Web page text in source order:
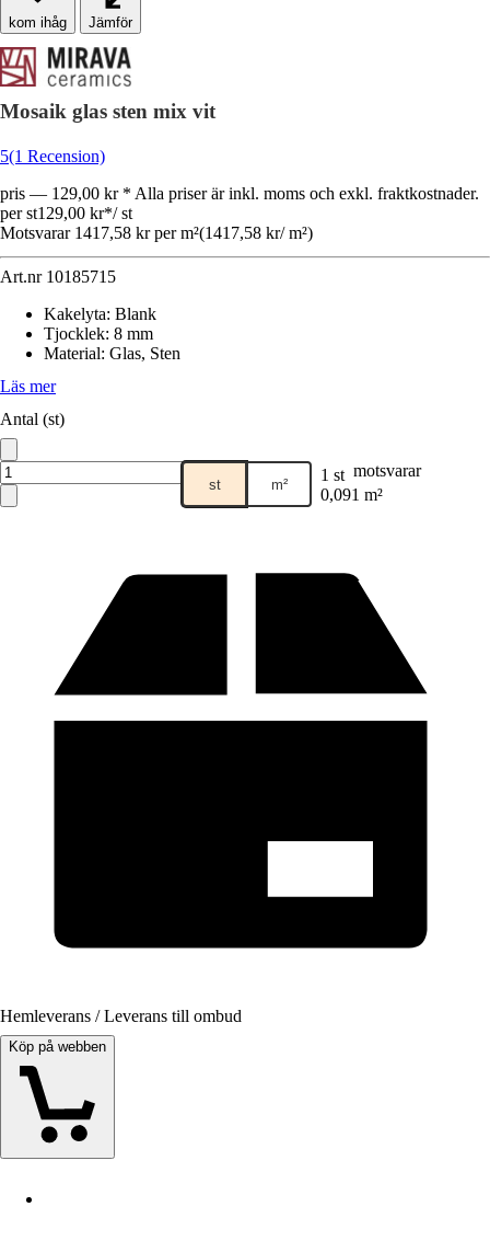
Jämför
Mosaik glas sten mix vit
5(1 Recension)
pris — 129,00 kr * Alla priser är inkl. moms och exkl. fraktkostnader.
per st129,00 kr*/ st
Motsvarar 1417,58 kr per m²(1417,58 kr/ m²)
Art.nr 10185715
Kakelyta: Blank
Tjocklek: 8 mm
Material: Glas, Sten
Läs mer
Antal (st)
st m² 1 st motsvarar
0,091 m²
Hemleverans / Leverans till ombud
Köp på webben